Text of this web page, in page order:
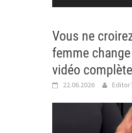
Vous ne
femme
vidéo
22.06.2026